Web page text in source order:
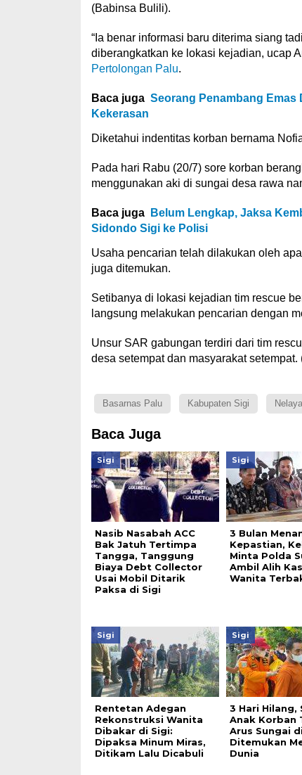
(Babinsa Bulili).
“Ia benar informasi baru diterima siang
diberangkatkan ke lokasi kejadian, ucap
Pertolongan Palu.
Baca juga Seorang Penambang Emas
Kekerasan
Diketahui indentitas korban bernama
Pada hari Rabu (20/7) sore korban
menggunakan aki di sungai desa rawa
Baca juga
Belum Lengkap, Jaksa
Sidondo Sigi ke Polisi
Usaha pencarian telah dilakukan oleh
juga ditemukan.
Setibanya di lokasi kejadian tim rescue
langsung melakukan pencarian dengan
Unsur SAR gabungan terdiri dari tim
desa setempat dan masyarakat setempat.
Basarnas Palu Kabupaten Sigi
Baca Juga
Sigi
Nasib Nasabah ACC
Bak Jatuh Tertimpa
Tangga, Tanggung
Biaya Debt Collector
Usai Mobil Ditarik
Paksa di Sigi
Sigi
3 Bulan
Kepastian,
Minta Polda
Ambil Alih
Wanita
Sigi
Rentetan Adegan
Rekonstruksi Wanita
Dibakar di Sigi:
Dipaksa Minum Miras,
Ditikam Lalu Dicabuli
Sigi
3 Hari Hilang,
Anak Korban
Arus Sungai
Ditemukan
Dunia